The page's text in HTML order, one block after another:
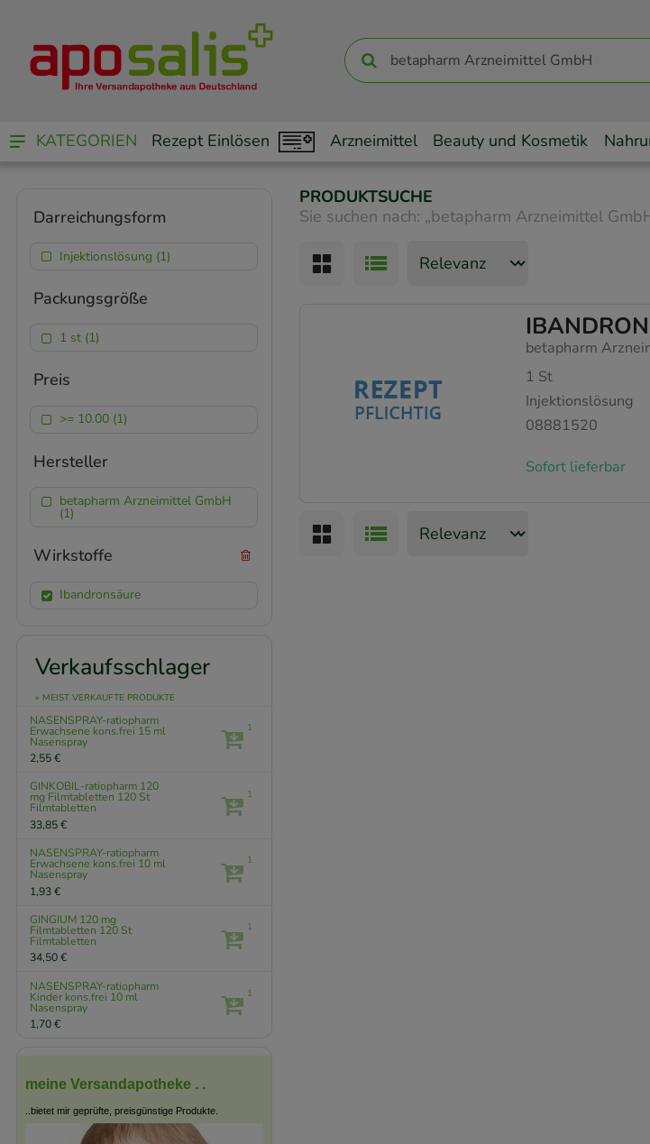
KATEGORIEN Rezept Einlösen Arzneimittel Beauty und Kosmetik
PRODUKTSUCHE
Sie suchen nach: „betapharm Arzneimittel
betapharm
1 St
Injektionslösung
08881520
Sofort lieferbar
Darreichungsform
Injektionslösung (1)
Packungsgröße
1 st (1)
Preis
>= 10.00 (1)
Hersteller
betapharm Arzneimittel GmbH
(1)
Wirkstoffe
Ibandronsäure
Verkaufsschlager
» MEIST VERKAUFTE PRODUKTE
NASENSPRAY-ratiopharm
Erwachsene kons.frei 15 ml
Nasenspray
2,55 €
1
GINKOBIL-ratiopharm 120
mg Filmtabletten 120 St
Filmtabletten
33,85 €
1
NASENSPRAY-ratiopharm
Erwachsene kons.frei 10 ml
Nasenspray
1,93 €
1
GINGIUM 120 mg
Filmtabletten 120 St
Filmtabletten
34,50 €
1
NASENSPRAY-ratiopharm
Kinder kons.frei 10 ml
Nasenspray
1,70 €
1
meine Versandapotheke . .
..bietet mir geprüfte, preisgünstige Produkte.